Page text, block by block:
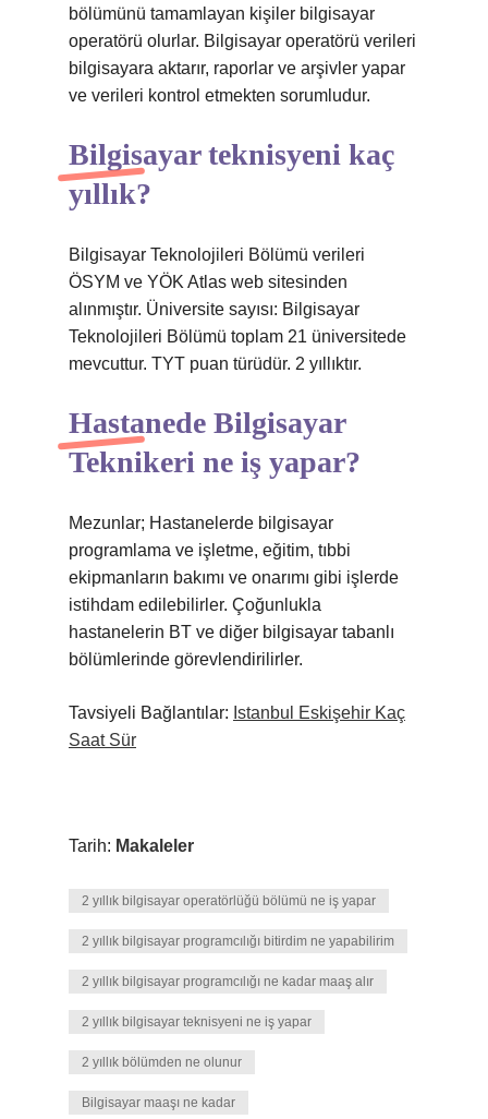
bölümünü tamamlayan kişiler bilgisayar
operatörü olurlar. Bilgisayar operatörü verileri
bilgisayara aktarır, raporlar ve arşivler yapar
ve verileri kontrol etmekten sorumludur.
Bilgisayar teknisyeni kaç
yıllık?
Bilgisayar Teknolojileri Bölümü verileri
ÖSYM ve YÖK Atlas web sitesinden
alınmıştır. Üniversite sayısı: Bilgisayar
Teknolojileri Bölümü toplam 21 üniversitede
mevcuttur. TYT puan türüdür. 2 yıllıktır.
Hastanede Bilgisayar
Teknikeri ne iş yapar?
Mezunlar; Hastanelerde bilgisayar
programlama ve işletme, eğitim, tıbbi
ekipmanların bakımı ve onarımı gibi işlerde
istihdam edilebilirler. Çoğunlukla
hastanelerin BT ve diğer bilgisayar tabanlı
bölümlerinde görevlendirilirler.
Tavsiyeli Bağlantılar: Istanbul Eskişehir Kaç
Saat Sür
Tarih: Makaleler
2 yıllık bilgisayar operatörlüğü bölümü ne iş yapar
2 yıllık bilgisayar programcılığı bitirdim ne yapabilirim
2 yıllık bilgisayar programcılığı ne kadar maaş alır
2 yıllık bilgisayar teknisyeni ne iş yapar
2 yıllık bölümden ne olunur
Bilgisayar maaşı ne kadar